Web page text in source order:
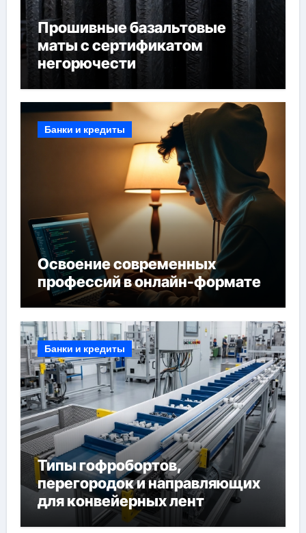
Прошивные базальтовые
маты с сертификатом
негорючести
Банки и кредиты
Освоение современных
профессий в онлайн-формате
Банки и кредиты
Типы гофробортов,
перегородок и направляющих
для конвейерных лент